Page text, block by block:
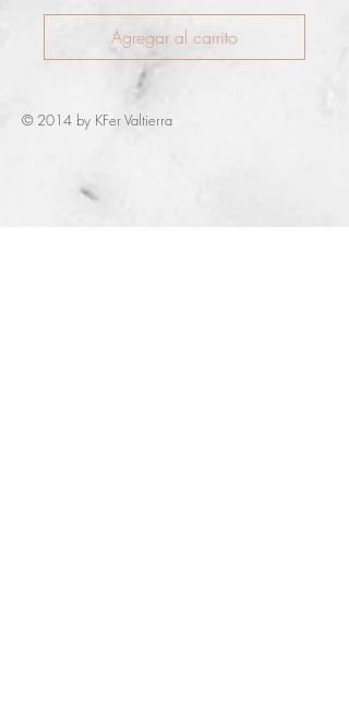
Agregar al carrito
© 2014 by KFer Valtierra